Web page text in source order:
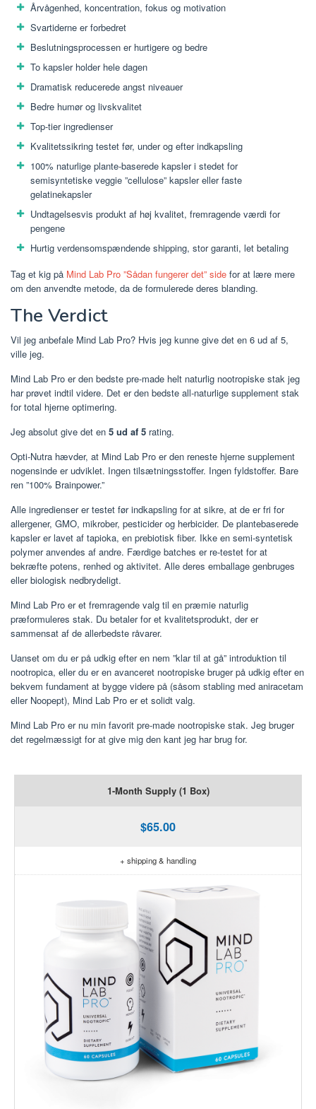
Årvågenhed, koncentration, fokus og motivation
Svartiderne er forbedret
Beslutningsprocessen er hurtigere og bedre
To kapsler holder hele dagen
Dramatisk reducerede angst niveauer
Bedre humør og livskvalitet
Top-tier ingredienser
Kvalitetssikring testet før, under og efter indkapsling
100% naturlige plante-baserede kapsler i stedet for
semisyntetiske veggie ”cellulose” kapsler eller faste
gelatinekapsler
Undtagelsesvis produkt af høj kvalitet, fremragende værdi for
pengene
Hurtig verdensomspændende shipping, stor garanti, let betaling
Tag et kig på Mind Lab Pro ”Sådan fungerer det” side for at lære mere
om den anvendte metode, da de formulerede deres blanding.
The Verdict
Vil jeg anbefale Mind Lab Pro? Hvis jeg kunne give det en 6 ud af 5,
ville jeg.
Mind Lab Pro er den bedste pre-made helt naturlig nootropiske stak jeg
har prøvet indtil videre. Det er den bedste all-naturlige supplement stak
for total hjerne optimering.
Jeg absolut give det en 5 ud af 5 rating.
Opti-Nutra hævder, at Mind Lab Pro er den reneste hjerne supplement
nogensinde er udviklet. Ingen tilsætningsstoffer. Ingen fyldstoffer. Bare
ren ”100% Brainpower.”
Alle ingredienser er testet før indkapsling for at sikre, at de er fri for
allergener, GMO, mikrober, pesticider og herbicider. De plantebaserede
kapsler er lavet af tapioka, en prebiotisk fiber. Ikke en semi-syntetisk
polymer anvendes af andre. Færdige batches er re-testet for at
bekræfte potens, renhed og aktivitet. Alle deres emballage genbruges
eller biologisk nedbrydeligt.
Mind Lab Pro er et fremragende valg til en præmie naturlig
præformuleres stak. Du betaler for et kvalitetsprodukt, der er
sammensat af de allerbedste råvarer.
Uanset om du er på udkig efter en nem ”klar til at gå” introduktion til
nootropica, eller du er en avanceret nootropiske bruger på udkig efter en
bekvem fundament at bygge videre på (såsom stabling med aniracetam
eller Noopept), Mind Lab Pro er et solidt valg.
Mind Lab Pro er nu min favorit pre-made nootropiske stak. Jeg bruger
det regelmæssigt for at give mig den kant jeg har brug for.
1-Month Supply (1 Box)
$65.00
+ shipping & handling